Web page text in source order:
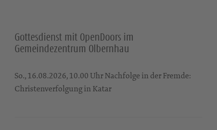
Gottesdienst mit OpenDoors im
Gemeindezentrum Olbernhau
So., 16.08.2026, 10.00 Uhr Nachfolge in der Fremde:
Christenverfolgung in Katar